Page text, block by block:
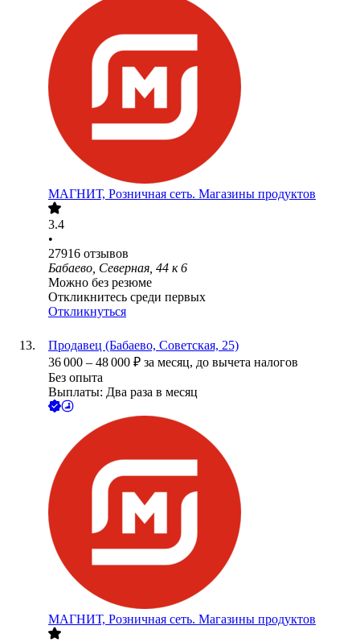
МАГНИТ, Розничная сеть. Магазины продуктов
3.4
•
27916 отзывов
Бабаево, Северная, 44 к 6
Можно без резюме
Откликнитесь среди первых
Откликнуться
Продавец (Бабаево, Советская, 25)
36 000 – 48 000 ₽ за месяц, до вычета налогов
Без опыта
Выплаты: Два раза в месяц
МАГНИТ, Розничная сеть. Магазины продуктов